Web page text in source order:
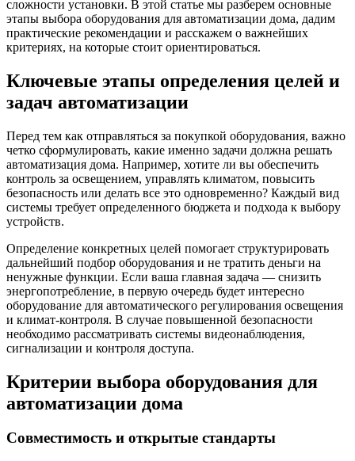
сложности установки. В этой статье мы разберем основные
этапы выбора оборудования для автоматизации дома, дадим
практические рекомендации и расскажем о важнейших
критериях, на которые стоит ориентироваться.
Ключевые этапы определения целей и
задач автоматизации
Перед тем как отправляться за покупкой оборудования, важно
четко сформулировать, какие именно задачи должна решать
автоматизация дома. Например, хотите ли вы обеспечить
контроль за освещением, управлять климатом, повысить
безопасность или делать все это одновременно? Каждый вид
системы требует определенного бюджета и подхода к выбору
устройств.
Определение конкретных целей помогает структурировать
дальнейший подбор оборудования и не тратить деньги на
ненужные функции. Если ваша главная задача — снизить
энергопотребление, в первую очередь будет интересно
оборудование для автоматического регулирования освещения
и климат-контроля. В случае повышенной безопасности
необходимо рассматривать системы видеонаблюдения,
сигнализации и контроля доступа.
Критерии выбора оборудования для
автоматизации дома
Совместимость и открытые стандарты